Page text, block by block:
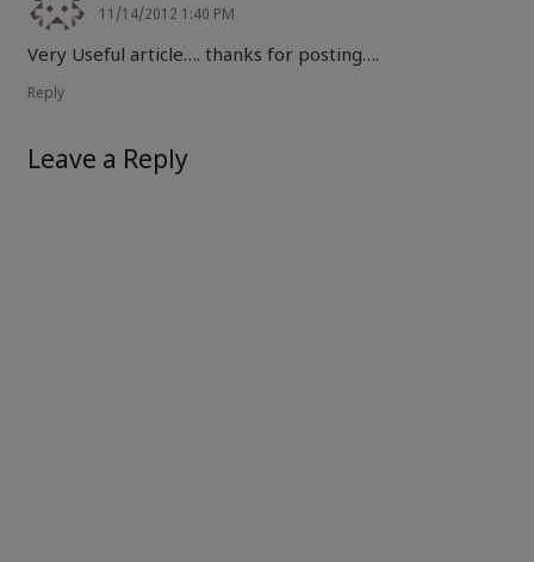
11/14/2012 1:40 PM
Very Useful article…. thanks for posting….
Reply
Leave a Reply